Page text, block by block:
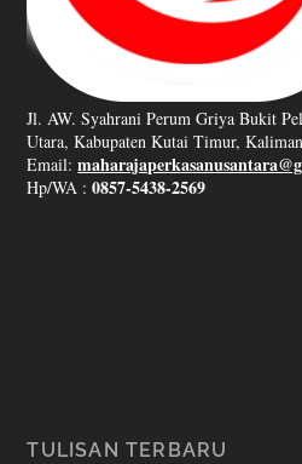
Jl. AW. Syahrani Perum Griya Bukit
Utara, Kabupaten Kutai Timur,
Email:
Hp/WA :0857-5438-2569
TULISAN TERBARU